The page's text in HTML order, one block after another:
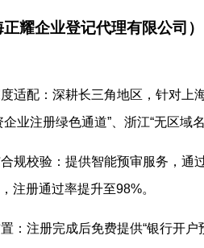
耀企业登记代理有限公司）
适配：深耕长三角地区，针对上
业注册绿色通道”、浙江“无区域名
规校验：提供智能预审服务，通
注册通过率提升至98%。
：注册完成后免费提供“银行开